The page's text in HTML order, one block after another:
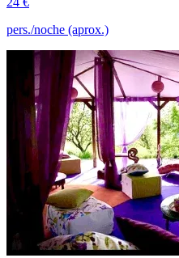
pers./noche (aprox.)